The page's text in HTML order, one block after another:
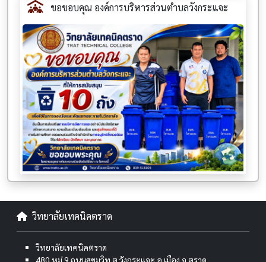
ขอขอบคุณ องค์การบริหารส่วนตำบลวังกระแจะ
วิทยาลัยเทคนิคตราด
วิทยาลัยเทคนิคตราด
480 หมู่ 9 ถนนสุขุมวิท ต.วังกระแจะ อ.เมือง จ.ตราด